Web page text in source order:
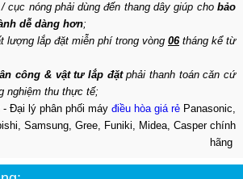
cục nóng phải dùng đến thang dây giúp chobảo
dễ dàng hơn;
lượng lắp đặt miễn phí trong vòng 06tháng kể từ
công & vật tư lắp đặtphải thanh toán căn cứ
nghiệm thu thực tế;
- Đại lý phân phối máy điều hòa giá rẻ Panasonic,
Samsung, Gree, Funiki, Midea, Casper chính
hãng